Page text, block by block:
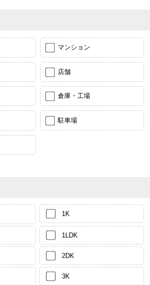
マンション
店舗
倉庫・工場
駐車場
1K
1LDK
2DK
3K